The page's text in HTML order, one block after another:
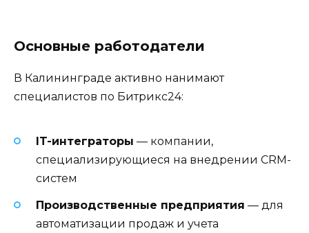
Основные работодатели
В Калининграде активно нанимают
специалистов по Битрикс24:
IT-интеграторы — компании,
специализирующиеся на внедрении CRM-
систем
Производственные предприятия — для
автоматизации продаж и учета